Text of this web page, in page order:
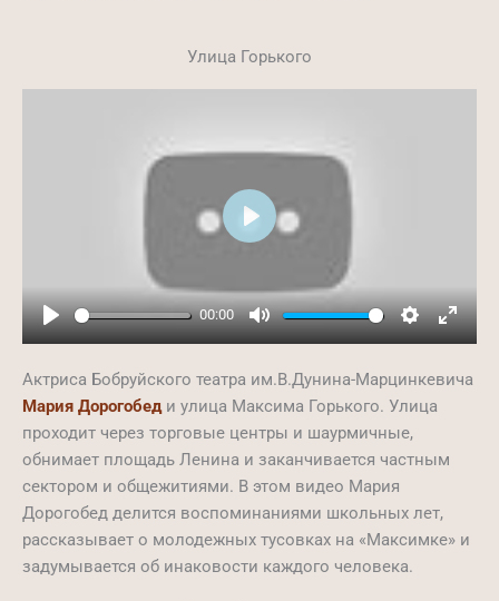
Улица Горького
Play
00:00
Mute Settings
Play
Актриса Бобруйского театра им.В.Дунина-Марцинкевича
Мария Дорогобеди улица Максима Горького. Улица
проходит через торговые центры и шаурмичные,
обнимает площадь Ленина и заканчивается частным
сектором и общежитиями. В этом видео Мария
Дорогобед делится воспоминаниями школьных лет,
рассказывает о молодежных тусовках на «Максимке» и
задумывается об инаковости каждого человека.